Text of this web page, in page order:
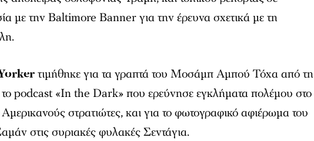
με την Baltimore Banner για την έρευνα σχετικά με τη
τιμήθηκε για τα γραπτά του Μοσάμπ Αμπού Τόχα από τη
το podcast «In the Dark» που ερεύνησε εγκλήματα πολέμου στο
στρατιώτες, και για το φωτογραφικό αφιέρωμα του
στις συριακές φυλακές Σεντάγια.